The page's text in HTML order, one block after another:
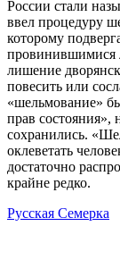
России стали
ввел процедуру
которому
провинившимися
лишение
повесить или
«шельмование»
прав состояния»,
сохранились.
оклеветать
достаточно
крайне редко.
Русская Семерка